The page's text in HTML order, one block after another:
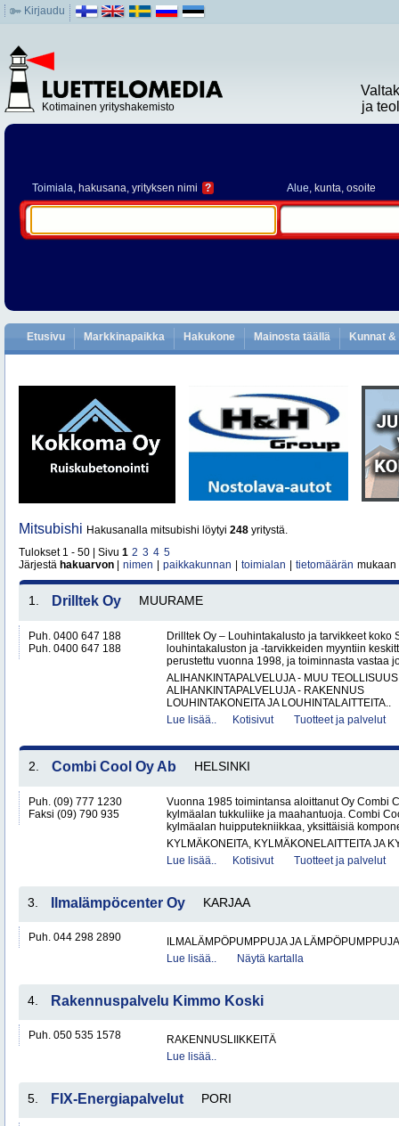
Kirjaudu
Kotimainen yrityshakemisto
ja
Toimiala, hakusana, yrityksen nimi ? Alue, kunta, osoite
Etusivu Markkinapaikka Hakukone Mainosta täällä Kunnat
Mitsubishi Hakusanalla mitsubishi löytyi 248 yritystä.
Tulokset 1 - 50 | Sivu 1 2 3 4 5
Järjestä hakuarvon nimen paikkakunnan toimialan tietomäärän mukaan
1. Drilltek Oy MUURAME
Puh. 0400 647 188
Puh. 0400 647 188
Drilltek Oy – Louhintakalusto ja tarvikkeet koko
louhintakaluston ja -tarvikkeiden myyntiin
perustettu vuonna 1998, ja toiminnasta vastaa
ALIHANKINTAPALVELUJA - MUU TEOLLISUUS
ALIHANKINTAPALVELUJA - RAKENNUS
LOUHINTAKONEITA JA LOUHINTALAITTEITA..
Lue lisää..
Kotisivut Tuotteet ja palvelut
2. Combi Cool Oy Ab HELSINKI
Puh. (09) 777 1230
Faksi (09) 790 935
Vuonna 1985 toimintansa aloittanut Oy Combi
kylmäalan tukkuliike ja maahantuoja. Combi
kylmäalan huipputekniikkaa, yksittäisiä
KYLMÄKONEITA, KYLMÄKONELAITTEITA JA
Lue lisää..
Kotisivut Tuotteet ja palvelut
3. Ilmalämpöcenter Oy KARJAA
Puh. 044 298 2890
ILMALÄMPÖPUMPPUJA JA LÄMPÖPUMPPUJA
Lue lisää..
Näytä kartalla
4. Rakennuspalvelu Kimmo Koski
Puh. 050 535 1578
RAKENNUSLIIKKEITÄ
Lue lisää..
5. FIX-Energiapalvelut PORI